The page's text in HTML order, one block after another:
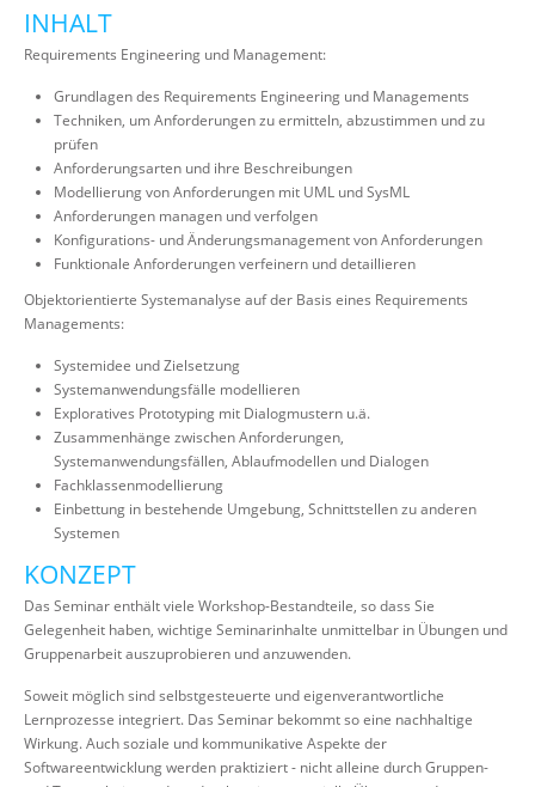
INHALT
Requirements Engineering und Management:
Grundlagen des Requirements Engineering und Managements
Techniken, um Anforderungen zu ermitteln, abzustimmen und zu
prüfen
Anforderungsarten und ihre Beschreibungen
Modellierung von Anforderungen mit UML und SysML
Anforderungen managen und verfolgen
Konfigurations- und Änderungsmanagement von Anforderungen
Funktionale Anforderungen verfeinern und detaillieren
Objektorientierte Systemanalyse auf der Basis eines Requirements
Managements:
Systemidee und Zielsetzung
Systemanwendungsfälle modellieren
Exploratives Prototyping mit Dialogmustern u.ä.
Zusammenhänge zwischen Anforderungen,
Systemanwendungsfällen, Ablaufmodellen und Dialogen
Fachklassenmodellierung
Einbettung in bestehende Umgebung, Schnittstellen zu anderen
Systemen
KONZEPT
Das Seminar enthält viele Workshop-Bestandteile, so dass Sie
Gelegenheit haben, wichtige Seminarinhalte unmittelbar in Übungen und
Gruppenarbeit auszuprobieren und anzuwenden.
Soweit möglich sind selbstgesteuerte und eigenverantwortliche
Lernprozesse integriert. Das Seminar bekommt so eine nachhaltige
Wirkung. Auch soziale und kommunikative Aspekte der
Softwareentwicklung werden praktiziert - nicht alleine durch Gruppen-